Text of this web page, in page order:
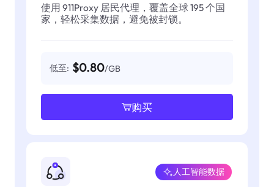
使用 911Proxy 居民代理，覆盖全球 195 个国
家，轻松采集数据，避免被封锁。
低至: $0.80/GB
购买
人工智能数据